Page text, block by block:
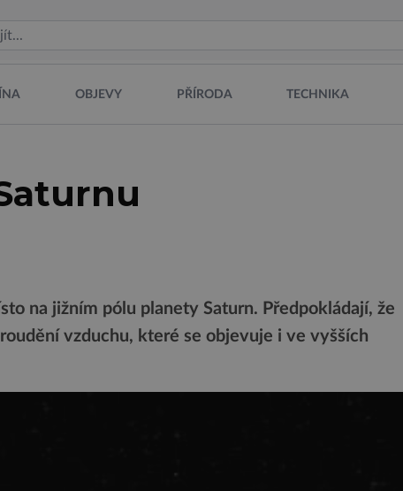
OBJEVY PŘÍRODA TECHNIKA
na jižním pólu planety Saturn. Předpokládají, že
vzduchu, které se objevuje i ve vyšších